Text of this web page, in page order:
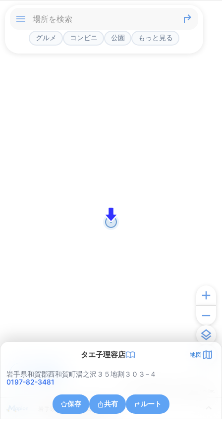
グルメ コンビニ 公園 もっと見る
タエ子理容店 地図
岩手県和賀郡西和賀町湯之沢３５地割３０３−４
0197-82-3481
保存 共有 ルート
岩手県和賀郡西和賀町湯之沢
アプリで見る